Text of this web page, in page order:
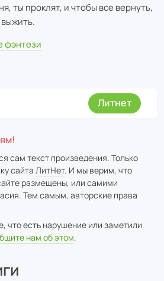
ты проклят, и чтобы все вернуть,
фэнтези
Литнет
сам текст произведения. Только
сайта ЛитНет. И мы верим, что
размещены, или самими
Тем самым, авторские права
что есть нарушение или заметили
нам об этом.